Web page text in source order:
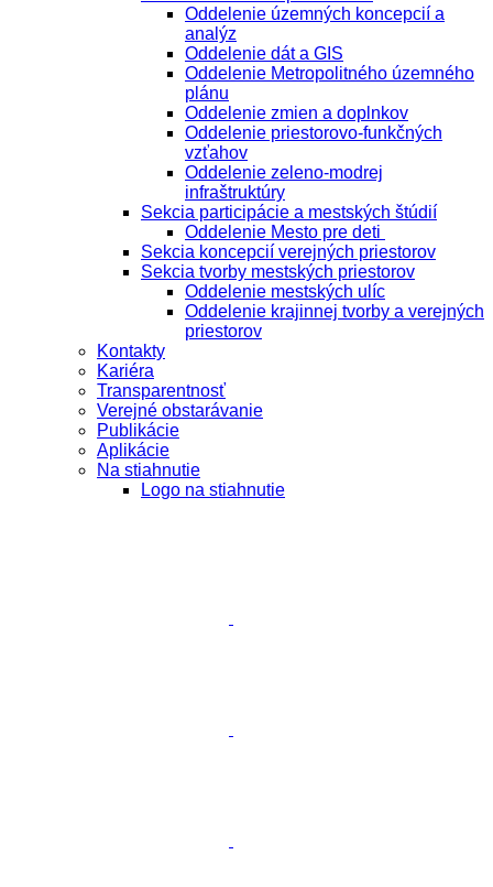
Oddelenie územných koncepcií a
analýz
Oddelenie dát a GIS
Oddelenie Metropolitného územného
plánu
Oddelenie zmien a doplnkov
Oddelenie priestorovo-funkčných
vzťahov
Oddelenie zeleno-modrej
infraštruktúry
Sekcia participácie a mestských štúdií
Oddelenie Mesto pre deti
Sekcia koncepcií verejných priestorov
Sekcia tvorby mestských priestorov
Oddelenie mestských ulíc
Oddelenie krajinnej tvorby a verejných
priestorov
Kontakty
Kariéra
Transparentnosť
Verejné obstarávanie
Publikácie
Aplikácie
Na stiahnutie
Logo na stiahnutie